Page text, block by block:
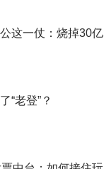
这一仗：烧掉30亿
“老登”？